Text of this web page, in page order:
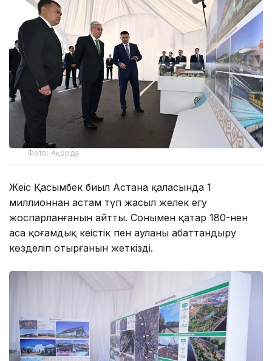
Фото: Ақорда
Жеңіс Қасымбек биыл Астана қаласында 1
миллионнан астам түп жасыл желек егу
жоспарланғанын айтты. Сонымен қатар 180-нен
аса қоғамдық кеңістік пен ауланы абаттандыру
көзделіп отырғанын жеткізді.